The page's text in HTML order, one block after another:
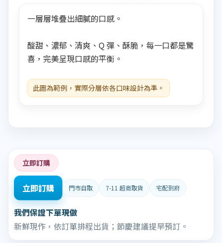
一層層堆疊出細膩的口感。
酸甜、濃郁、清爽、Q 彈、酥脆，每一口都是驚
喜，完美呈現口感的平衡。
此圖為範例，實際分層依各口味設計為準。
立即訂購
立即訂購 門市自取 7-11 超商取貨 宅配到府
我們保證下單現做
新鮮現作，依訂單排程出貨；節慶建議提早預訂。